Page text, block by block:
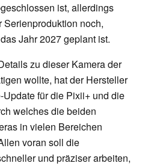
ist, allerdings
Serienproduktion noch,
Jahr 2027 geplant ist.
zu dieser Kamera der
wollte, hat der Hersteller
für die Pixii+ und die
welches die beiden
in vielen Bereichen
voran soll die
und präziser arbeiten,